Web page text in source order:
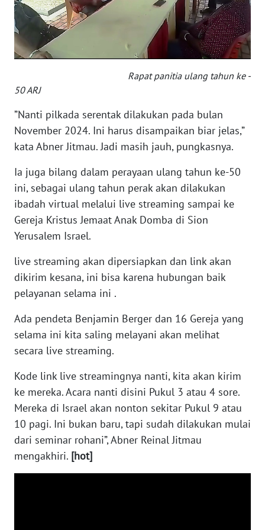
Rapat panitia ulang tahun ke -
50 ARJ
”Nanti pilkada serentak dilakukan pada bulan
November 2024. Ini harus disampaikan biar jelas,”
kata Abner Jitmau. Jadi masih jauh, pungkasnya.
Ia juga bilang dalam perayaan ulang tahun ke-50
ini, sebagai ulang tahun perak akan dilakukan
ibadah virtual melalui live streaming sampai ke
Gereja Kristus Jemaat Anak Domba di Sion
Yerusalem Israel.
live streaming akan dipersiapkan dan link akan
dikirim kesana, ini bisa karena hubungan baik
pelayanan selama ini .
Ada pendeta Benjamin Berger dan 16 Gereja yang
selama ini kita saling melayani akan melihat
secara live streaming.
Kode link live streamingnya nanti, kita akan kirim
ke mereka. Acara nanti disini Pukul 3 atau 4 sore.
Mereka di Israel akan nonton sekitar Pukul 9 atau
10 pagi. Ini bukan baru, tapi sudah dilakukan mulai
dari seminar rohani”, Abner Reinal Jitmau
mengakhiri. [hot]
WN
KALTARA
WN
KALTIM
WN
SULSEL
GORONTALO
WN
WN
MALUKU
WN
MALUT
WN
DANAU
TOBA
WN